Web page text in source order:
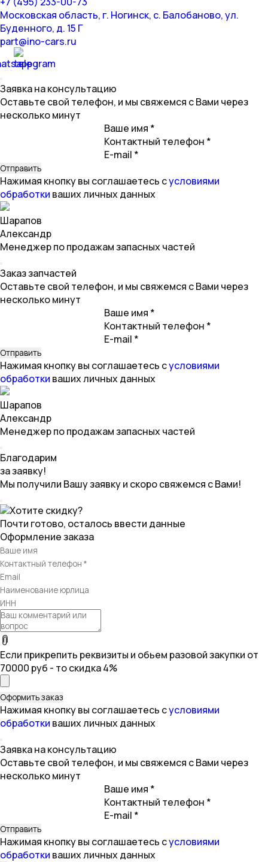
Московская область, г. Ногинск, с. Балобаново, ул.
Буденного, д. 15 Г
part@ino-cars.ru
Заявка на консультацию
Оставьте свой телефон, и мы свяжемся с Вами через
несколько минут
Ваше имя *
Контактный телефон *
E-mail *
Нажимая кнопку вы соглашаетесь сусловиями
обработки ваших личных данных
Шарапов
Александр
Менеджер по продажам запасных частей
Заказ запчастей
Оставьте свой телефон, и мы свяжемся с Вами через
несколько минут
Ваше имя *
Контактный телефон *
E-mail *
Нажимая кнопку вы соглашаетесь сусловиями
обработки ваших личных данных
Шарапов
Александр
Менеджер по продажам запасных частей
Благодарим
за заявку!
Мы получили Вашу заявку и скоро свяжемся с Вами!
Хотите скидку?
Почти готово, осталось ввести данные
Оформление заказа
Если прикрепить реквизиты и обьем разовой закупки от
70000 руб - то скидка 4%
Нажимая кнопку вы соглашаетесь сусловиями
обработки ваших личных данных
Заявка на консультацию
Оставьте свой телефон, и мы свяжемся с Вами через
несколько минут
Ваше имя *
Контактный телефон *
E-mail *
Нажимая кнопку вы соглашаетесь сусловиями
обработки ваших личных данных